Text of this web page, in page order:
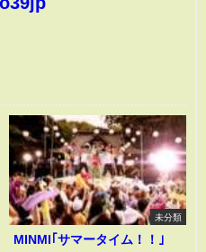
未分類
MINMI｢サマータイム！！｣